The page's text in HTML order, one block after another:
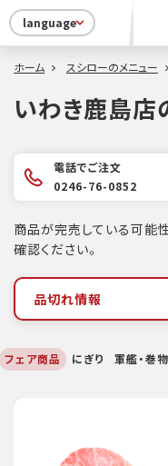
language
ホーム スシローのメニュー
いわき鹿島店
電話でご注文
0246-76-0852
商品が完売している可能
確認ください。
品切れ情報
フェア商品 にぎり 軍艦・巻物